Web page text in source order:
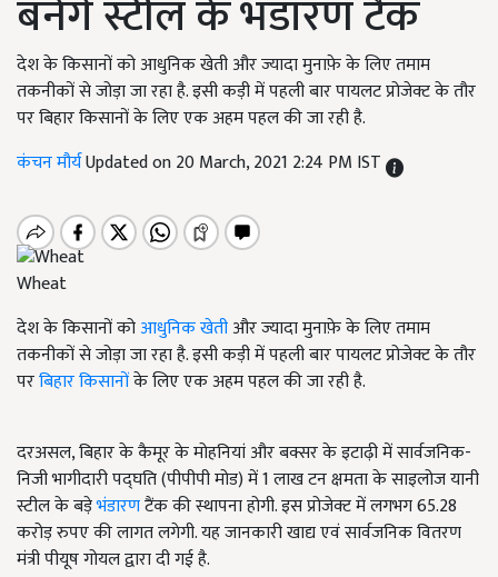
बनेंगे स्टील के भंडारण टैंक
देश के किसानों को आधुनिक खेती और ज्यादा मुनाफ़े के लिए तमाम
तकनीकों से जोड़ा जा रहा है. इसी कड़ी में पहली बार पायलट प्रोजेक्ट के तौर
पर बिहार किसानों के लिए एक अहम पहल की जा रही है.
कंचन मौर्यUpdated on 20 March, 2021 2:24 PM IST
Wheat
देश के किसानों कोआधुनिक खेतीऔर ज्यादा मुनाफ़े के लिए तमाम
तकनीकों से जोड़ा जा रहा है. इसी कड़ी में पहली बार पायलट प्रोजेक्ट के तौर
परबिहार किसानोंके लिए एक अहम पहल की जा रही है.
दरअसल, बिहार के कैमूर के मोहनियां और बक्सर के इटाढ़ी में सार्वजनिक-
निजी भागीदारी पद्घति (पीपीपी मोड) में 1 लाख टन क्षमता के साइलोज यानी
स्टील के बड़ेभंडारणटैंक की स्थापना होगी. इस प्रोजेक्ट में लगभग 65.28
करोड़ रुपए की लागत लगेगी. यह जानकारी खाद्य एवं सार्वजनिक वितरण
मंत्री पीयूष गोयल द्वारा दी गई है.